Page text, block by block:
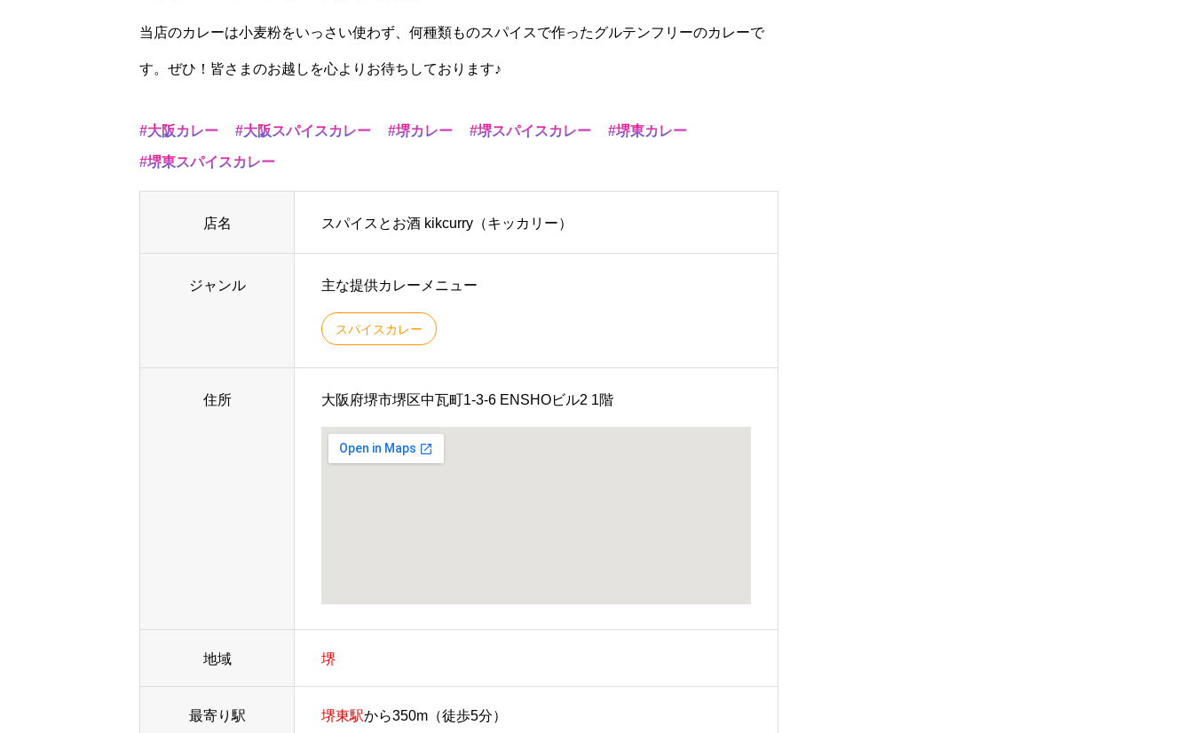
当店のカレーは小麦粉をいっさい使わず、何種類ものスパイスで作ったグルテンフリーのカレーで
す。ぜひ！皆さまのお越しを心よりお待ちしております♪
大阪カレー 大阪スパイスカレー 堺カレー 堺スパイスカレー 堺東カレー
堺東スパイスカレー
店名 スパイスとお酒 kikcurry（キッカリー）
ジャンル 主な提供カレーメニュー
スパイスカレー
住所 大阪府堺市堺区中瓦町1-3-6 ENSHOビル2 1階
地域 堺
最寄り駅 堺東駅から350m （徒歩5分）